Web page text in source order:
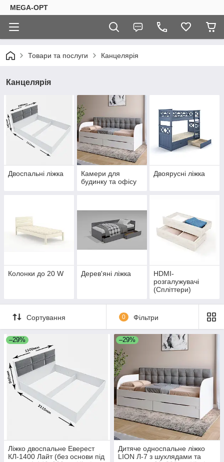
MEGA-OPT
Товари та послуги Канцелярія
Канцелярія
Двоспальні ліжка
Камери для
будинку та офісу
Двоярусні ліжка
Колонки до 20 W Дерев'яні ліжка
HDMI-
розгалужувачі
(Спліттери)
Сортування 0 Фільтри
–29%
Ліжко двоспальне Еверест
КЛ-1400 Лайт (без основи під
–29%
Дитяче односпальне ліжко
LION Л-7 з шухлядами та